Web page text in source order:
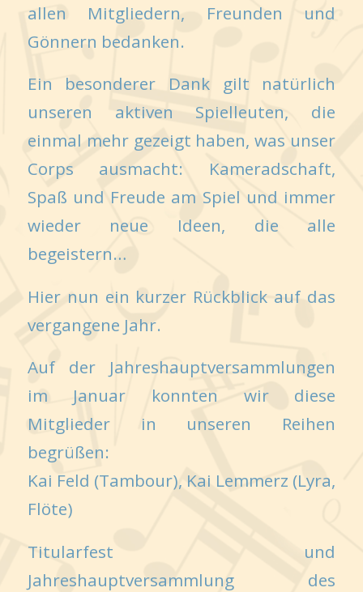
allen Mitgliedern, Freunden und
Gönnern bedanken.
Ein besonderer Dank gilt natürlich
unseren aktiven Spielleuten, die
einmal mehr gezeigt haben, was unser
Corps ausmacht: Kameradschaft,
Spaß und Freude am Spiel und immer
wieder neue Ideen, die alle
begeistern…
Hier nun ein kurzer Rückblick auf das
vergangene Jahr.
Auf der Jahreshauptversammlungen
im Januar konnten wir diese
Mitglieder in unseren Reihen
begrüßen:
Kai Feld (Tambour), Kai Lemmerz (Lyra,
Flöte)
Titularfest und
Jahreshauptversammlung des